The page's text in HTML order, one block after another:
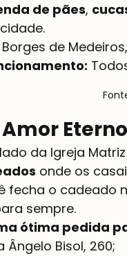
de pães,
Eterno
da Igreja
onde os
fecha o cadeado
sempre.
ótima pedida